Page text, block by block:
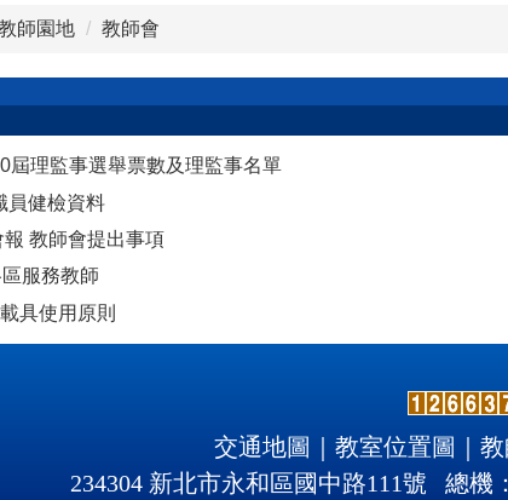
師園地 教師會
屆理監事選舉票數及理監事名單
員健檢資料
教師會提出事項
服務教師
具使用原則
交通地圖 教室位置圖
234304 新北市永和區國中路111號 總機